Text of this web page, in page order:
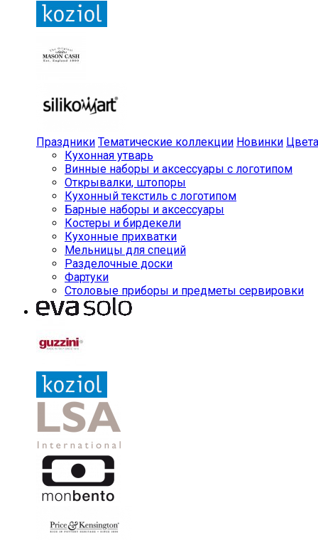
Праздники Тематические коллекции Новинки Цвета
Кухонная утварь
Винные наборы и аксессуары с логотипом
Открывалки, штопоры
Кухонный текстиль с логотипом
Барные наборы и аксессуары
Костеры и бирдекели
Кухонные прихватки
Мельницы для специй
Разделочные доски
Фартуки
Столовые приборы и предметы сервировки